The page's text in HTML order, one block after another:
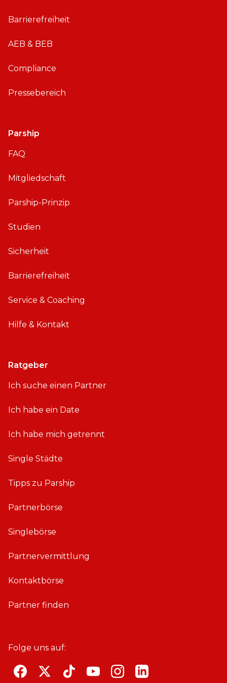
Barrierefreiheit
AEB & BEB
Compliance
Pressebereich
Parship
FAQ
Mitgliedschaft
Parship-Prinzip
Studien
Sicherheit
Barrierefreiheit
Service & Coaching
Hilfe & Kontakt
Ratgeber
Ich suche einen Partner
Ich habe ein Date
Ich habe mich getrennt
Single Städte
Tipps zu Parship
Partnerbörse
Singlebörse
Partnervermittlung
Kontaktbörse
Partner finden
Folge uns auf:
F T T Y i L